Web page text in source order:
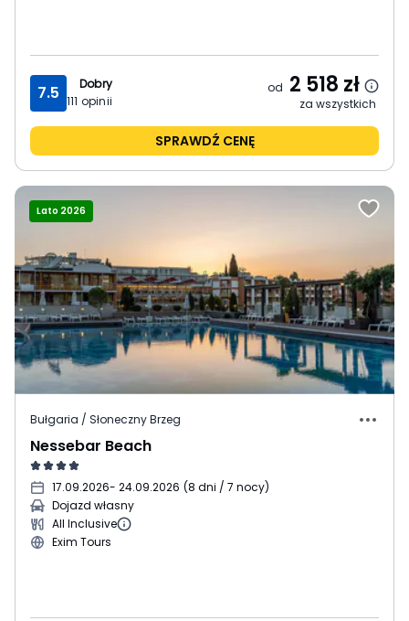
7.5
Dobry
111 opinii
od 2 518 zł
za wszystkich
SPRAWDŹ CENĘ
Lato 2026
Bułgaria / Słoneczny Brzeg
Nessebar Beach
17.09.2026- 24.09.2026 (8 dni / 7 nocy)
Dojazd własny
All Inclusive
Exim Tours